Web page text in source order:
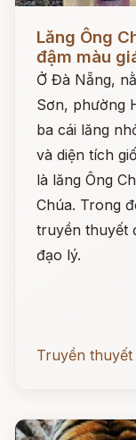
Lăng Ông
đậm màu
Ở Đà Nẵng,
Sơn, phường
ba cái lăng
và diện tích
là lăng Ông
Chúa. Trong
truyền thuyết
đạo lý.
Truyền thuyết